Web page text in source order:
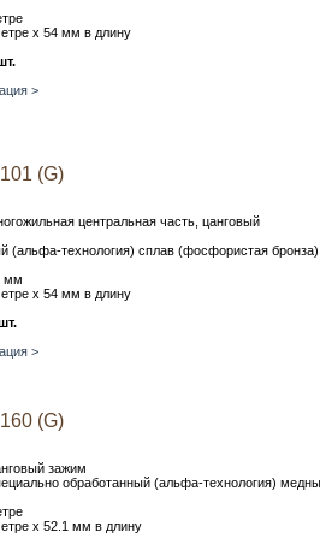
х 54 мм в длину
>
(G)
центральная часть, цанговый
(альфа-технология) сплав (фосфористая
мм
х 54 мм в длину
>
(G)
зажим
обработанный (альфа-технология)
х 52.1 мм в длину